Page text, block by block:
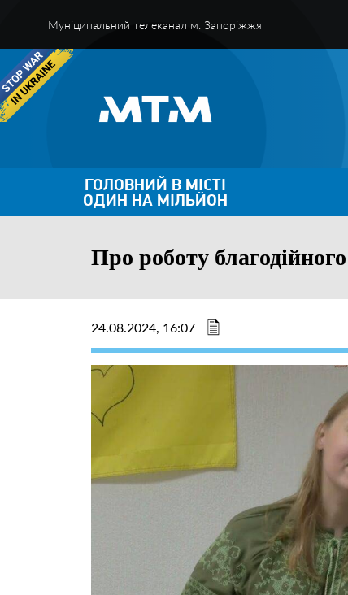
Муніципальний телеканал м. Запоріжжя
ГОЛОВНИЙ В МІСТІ
ОДИН НА МІЛЬЙОН
Про роботу
24.08.2024, 16:07